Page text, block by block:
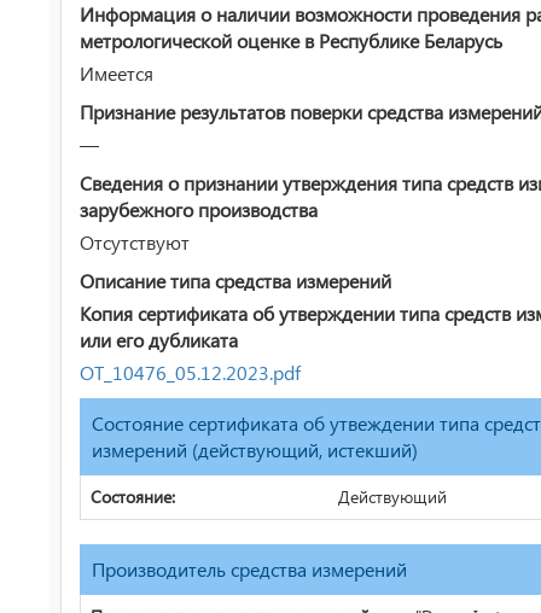
Информация о наличии возможности проведения
метрологической оценке в Республике Беларусь
Имеется
Признание результатов поверки средства
—
Сведения о признании утверждения типа средств
зарубежного производства
Отсутствуют
Описание типа средства измерений
Копия сертификата об утверждении типа средств
или его дубликата
ОТ_10476_05.12.2023.pdf
Состояние сертификата об утвеждении типа
измерений (действующий, истекший)
Состояние: Действующий
Производитель средства измерений